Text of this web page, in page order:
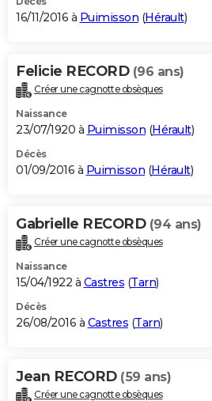
16/11/2016 à Puimisson (Hérault)
Felicie RECORD (96 ans)
Créer une cagnotte obsèques
Naissance
23/07/1920 à Puimisson (Hérault)
Décès
01/09/2016 à Puimisson (Hérault)
Gabrielle RECORD (94 ans)
Créer une cagnotte obsèques
Naissance
15/04/1922 à Castres (Tarn)
Décès
26/08/2016 à Castres (Tarn)
Jean RECORD (59 ans)
Créer une cagnotte obsèques